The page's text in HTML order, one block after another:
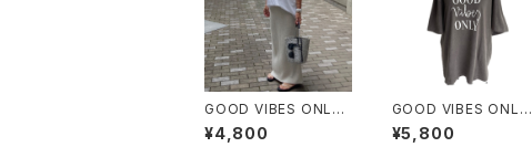
GOOD VIBES ONLY /
COMFY BIG TEE
¥4,800
GOOD VIBES ONLY /
Vintage Style Tee /
GRAY
¥5,800